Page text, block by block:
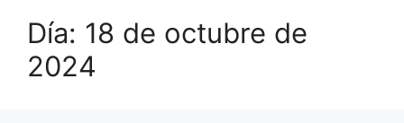
Día: 18 de octubre de
2024